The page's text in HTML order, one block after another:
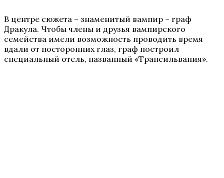
В центре сюжета – знаменитый вампир – граф
Дракула. Чтобы члены и друзья вампирского
семейства имели возможность проводить время
вдали от посторонних глаз, граф построил
специальный отель, названный «Трансильвания».